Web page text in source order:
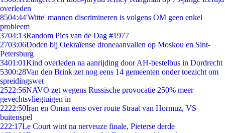
overleden
8504:44'Witte' mannen discrimineren is volgens OM geen enkel
probleem
3704:13Random Pics van de Dag #1977
2703:06Doden bij Oekraïense droneaanvallen op Moskou en Sint-
Petersburg
3401:01Kind overleden na aanrijding door AH-bestelbus in Dordrecht
5300:28Van den Brink zet nog eens 14 gemeenten onder toezicht om
spreidingswet
2522:56NAVO zet wegens Russische provocatie 250% meer
gevechtsvliegtuigen in
2222:50Iran en Oman eens over route Straat van Hormuz, VS
buitenspel
222:17Le Court wint na nerveuze finale, Pieterse derde